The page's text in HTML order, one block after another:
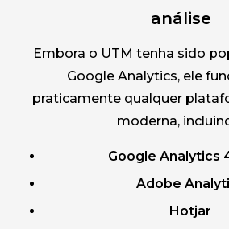
análise
Embora o UTM tenha sido
Google Analytics, ele
praticamente qualquer
moderna,
Google Analytics
Adobe
Hotjar